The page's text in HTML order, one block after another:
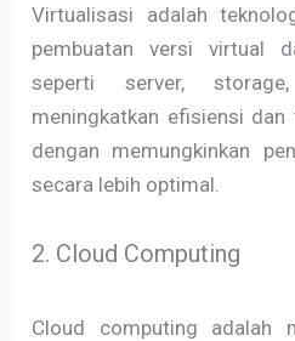
Virtualisasi adalah
pembuatan versi virtual
seperti server,
meningkatkan efisiensi
dengan memungkinkan
secara lebih optimal.
2. Cloud Computing
Cloud computing adalah